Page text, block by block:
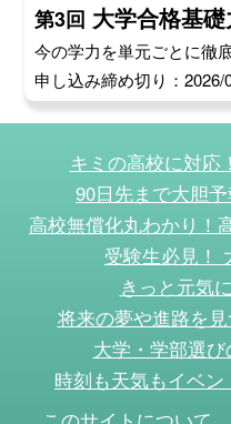
第3回 大学合格基
今の学力を単元ごとに徹
申し込み締め切り：2026/
キミの高校に対応
90日先まで大胆
高校無償化丸わかり！
受験生必見！
きっと元気
将来の夢や進路を
大学・学部選
時刻も天気もイベ